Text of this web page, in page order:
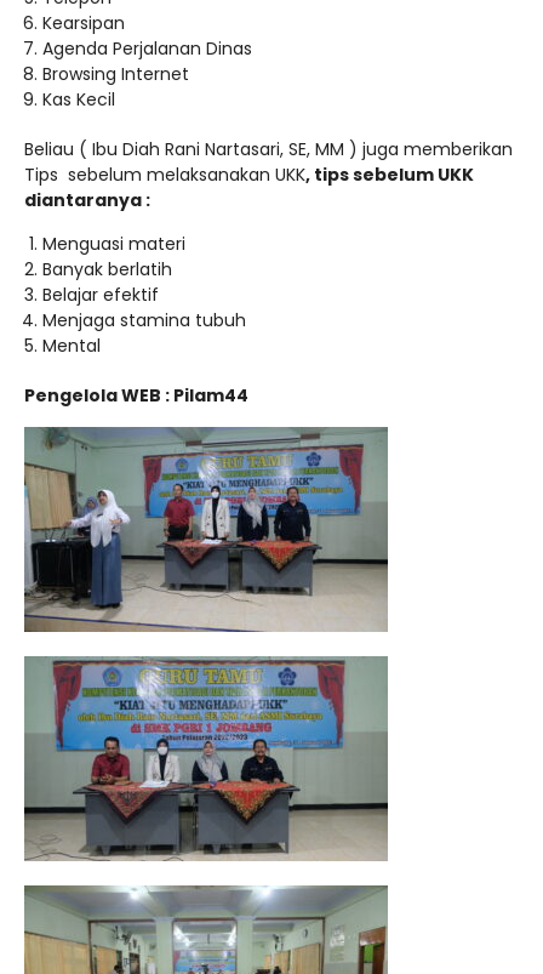
Kearsipan
Agenda Perjalanan Dinas
Browsing Internet
Kas Kecil
Beliau ( Ibu Diah Rani Nartasari, SE, MM ) juga memberikan
Tips sebelum melaksanakan UKK, tips sebelum UKK
diantaranya :
Menguasi materi
Banyak berlatih
Belajar efektif
Menjaga stamina tubuh
Mental
Pengelola WEB : Pilam44